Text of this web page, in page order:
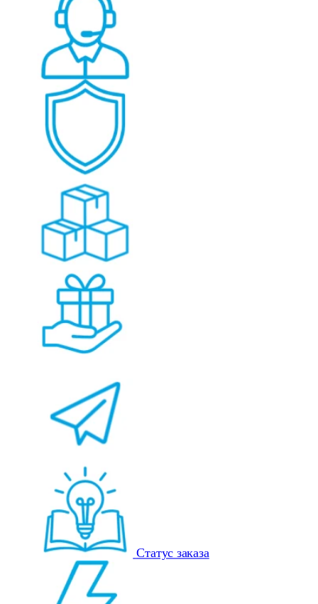
Статус заказа